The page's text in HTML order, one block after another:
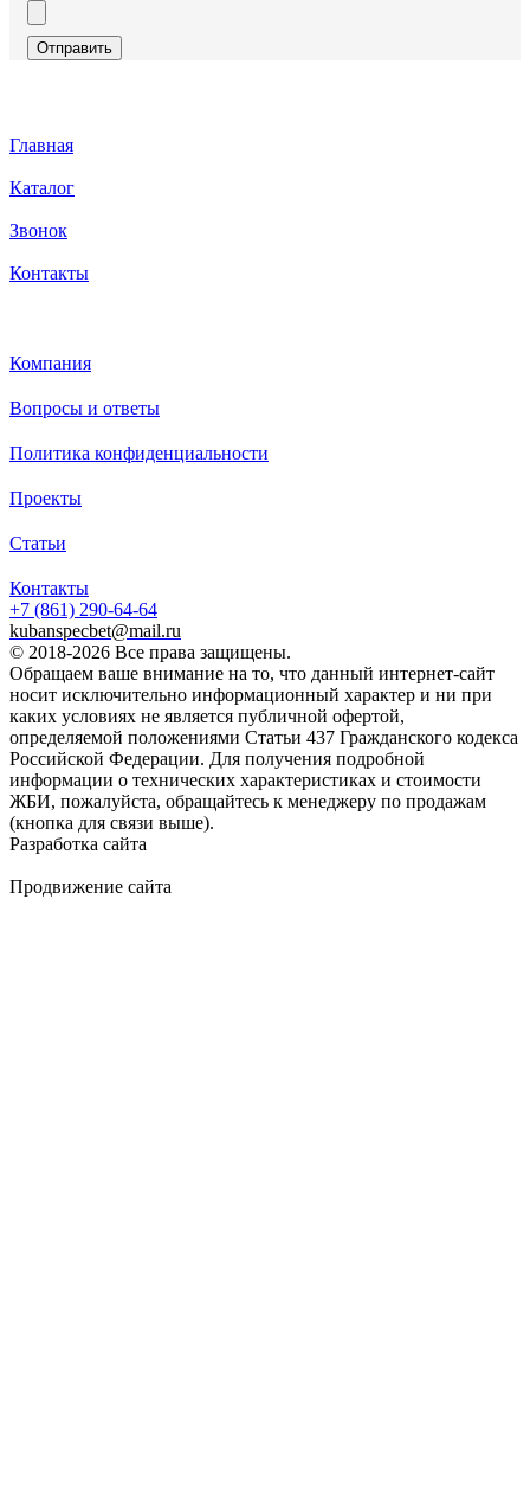
Отправить
Главная
Каталог
Звонок
Контакты
Компания
Вопросы и ответы
Политика конфиденциальности
Проекты
Статьи
Контакты
+7 (861) 290-64-64
kubanspecbet@mail.ru
© 2018-2026 Все права защищены.
Обращаем ваше внимание на то, что данный интернет-сайт
носит исключительно информационный характер и ни при
каких условиях не является публичной офертой,
определяемой положениями Статьи 437 Гражданского кодекса
Российской Федерации. Для получения подробной
информации о технических характеристиках и стоимости
ЖБИ, пожалуйста, обращайтесь к менеджеру по продажам
(кнопка для связи выше).
Разработка сайта
Продвижение сайта